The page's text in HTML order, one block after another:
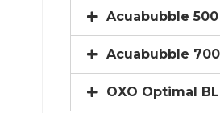
Acuabubble 500
Acuabubble 700
OXO Optimal